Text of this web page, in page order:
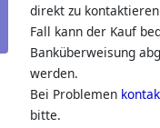
direkt zu
Fall kann der Kauf
Banküberweisung
werden.
Bei Problemen
bitte.